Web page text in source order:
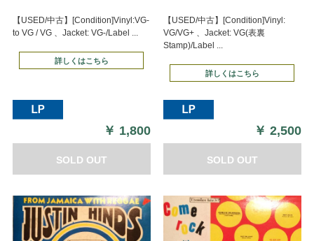
【USED/中古】[Condition]Vinyl:VG-
to VG / VG 、Jacket: VG-/Label ...
詳しくはこちら
￥ 1,800
SOLD OUT
【USED/中古】[Condition]Vinyl:
VG/VG+ 、Jacket: VG(表裏
Stamp)/Label ...
詳しくはこちら
￥2,500
SOLD OUT